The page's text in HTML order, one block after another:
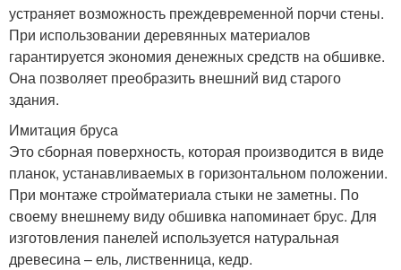
устраняет возможность преждевременной порчи стены.
При использовании деревянных материалов
гарантируется экономия денежных средств на обшивке.
Она позволяет преобразить внешний вид старого
здания.
Имитация бруса
Это сборная поверхность, которая производится в виде
планок, устанавливаемых в горизонтальном положении.
При монтаже стройматериала стыки не заметны. По
своему внешнему виду обшивка напоминает брус. Для
изготовления панелей используется натуральная
древесина – ель, лиственница, кедр.